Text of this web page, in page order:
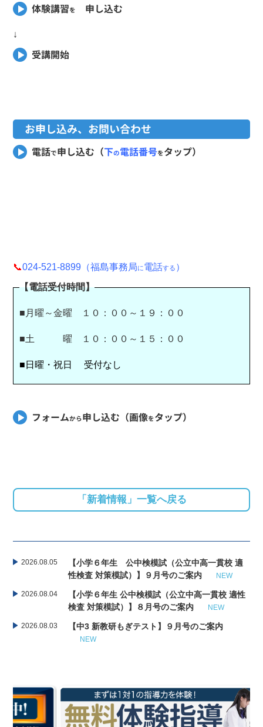
体験講習を 申し込む
↓
受講開始
お申し込み、お問い合わせ
電話で申し込む（下の電話番号をタップ）
📞024-521-8899（福島事務局に電話する ）
【電話受付時間】
■月曜～金曜 １０：００～１９：００
■土 曜 １０：００～１５：００
■日曜・祝日 受付なし
フォームから申し込む（画像をタップ）
「新着情報」一覧へ戻る
2026.08.05
【小学６年生 公中検模試（公立中高一貫校 適
性検査 対策模試）】９月号のご案内
NEW
2026.08.04
【小学６年生 公中検模試（公立中高一貫校 適性
検査 対策模試）】８月号のご案内
NEW
2026.08.03 【中3 新教研もぎテスト】９月号のご案内
NEW